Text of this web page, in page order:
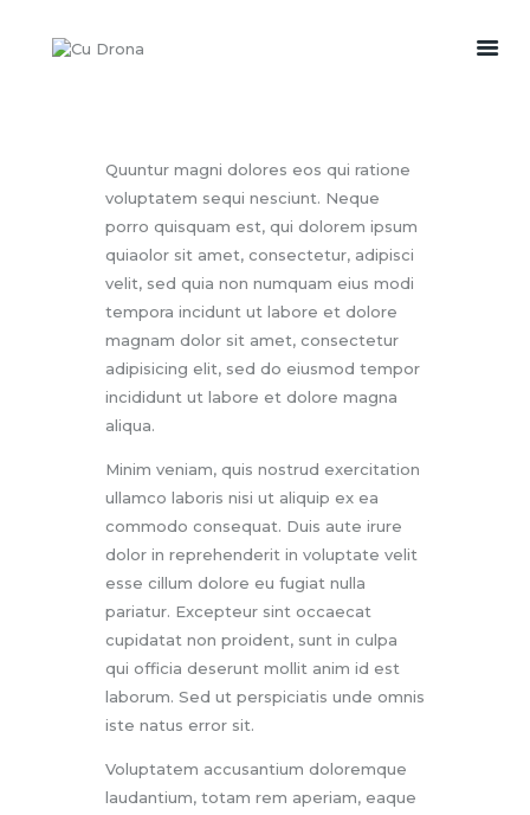
SERVICII
MEDIA
CONTACT
Quuntur magni dolores eos qui ratione
voluptatem sequi nesciunt. Neque
porro quisquam est, qui dolorem ipsum
quiaolor sit amet, consectetur, adipisci
velit, sed quia non numquam eius modi
tempora incidunt ut labore et dolore
magnam dolor sit amet, consectetur
adipisicing elit, sed do eiusmod tempor
incididunt ut labore et dolore magna
aliqua.
Minim veniam, quis nostrud exercitation
ullamco laboris nisi ut aliquip ex ea
commodo consequat. Duis aute irure
dolor in reprehenderit in voluptate velit
esse cillum dolore eu fugiat nulla
pariatur. Excepteur sint occaecat
cupidatat non proident, sunt in culpa
qui officia deserunt mollit anim id est
laborum. Sed ut perspiciatis unde omnis
iste natus error sit.
Voluptatem accusantium doloremque
laudantium, totam rem aperiam, eaque